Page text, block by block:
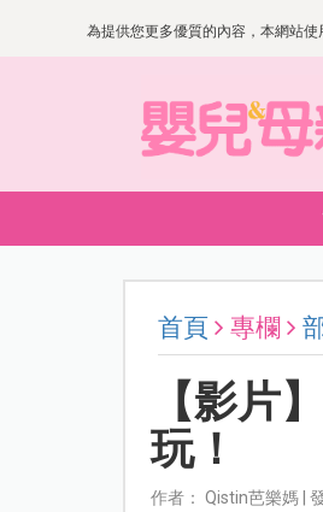
為提供您更多優質的內容，本網站
首頁 專欄
【影片
玩！
作者： Qistin芭樂媽 |